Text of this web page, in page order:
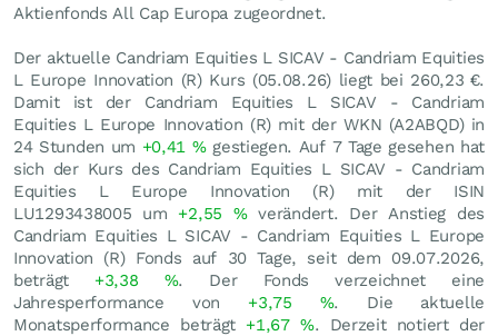
Aktienfonds All Cap Europa zugeordnet.
Der aktuelle Candriam Equities L SICAV - Candriam Equities
L Europe Innovation (R) Kurs (05.08.26) liegt bei 260,23 €.
Damit ist der Candriam Equities L SICAV - Candriam
Equities L Europe Innovation (R) mit der WKN (A2ABQD) in
24 Stunden um +0,41 %gestiegen. Auf 7 Tage gesehen hat
sich der Kurs des Candriam Equities L SICAV - Candriam
Equities L Europe Innovation (R) mit der ISIN
LU1293438005 um +2,55 %verändert. Der Anstieg des
Candriam Equities L SICAV - Candriam Equities L Europe
Innovation (R) Fonds auf 30 Tage, seit dem 09.07.2026,
beträgt +3,38 %. Der Fonds verzeichnet eine
Jahresperformance von +3,75 %. Die aktuelle
Monatsperformance beträgt +1,67 %. Derzeit notiert der